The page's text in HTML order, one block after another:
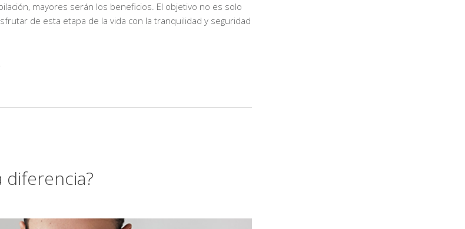
mayores serán los beneficios. El objetivo no es solo
de esta etapa de la vida con la tranquilidad y seguridad
.
diferencia?